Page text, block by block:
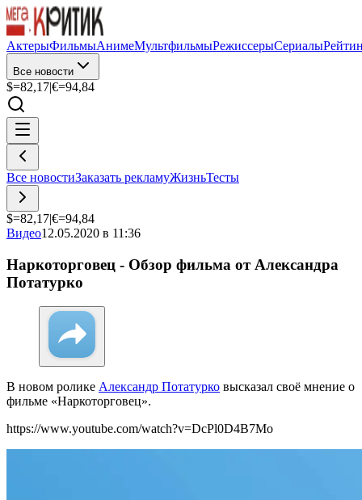
АктерыФильмыАнимеМультфильмыРежиссерыСериалы
Все новости
$=82,17|€=94,84
Все новостиЗаказать рекламуЖизньТесты
$=82,17|€=94,84
Видео12.05.2020 в 11:36
Наркоторговец - Обзор фильма от Александра
Потатурко
В новом ролике Александр Потатурко высказал своё мнение о
фильме «Наркоторговец».
https://www.youtube.com/watch?v=DcPl0D4B7Mo